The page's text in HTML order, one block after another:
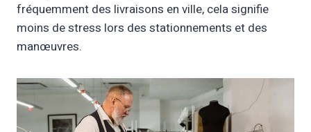
fréquemment des livraisons en ville, cela signifie
moins de stress lors des stationnements et des
manœuvres.